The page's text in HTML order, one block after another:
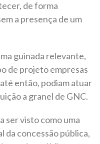
de forma
a presença de um
guinada relevante,
de projeto empresas
então, podiam atuar
a granel de GNC.
ser visto como uma
da concessão pública,